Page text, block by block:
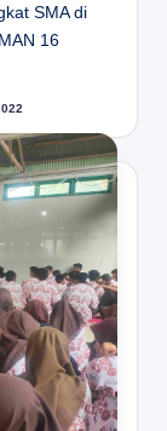
SMA di
16